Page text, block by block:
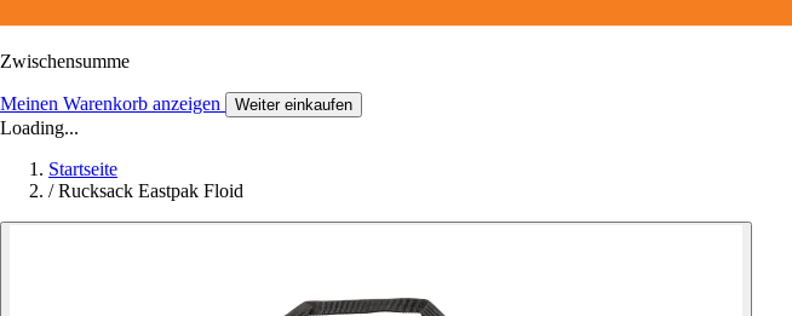
Zwischensumme
Meinen Warenkorb anzeigen Weiter einkaufen
Loading...
Startseite
/ Rucksack Eastpak Floid